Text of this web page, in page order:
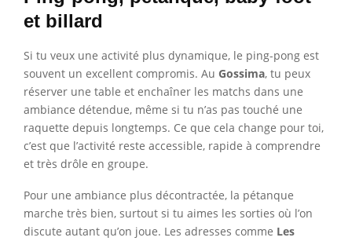
et billard
Si tu veux une activité plus dynamique, le ping-pong est
souvent un excellent compromis. Au Gossima, tu peux
réserver une table et enchaîner les matchs dans une
ambiance détendue, même si tu n’as pas touché une
raquette depuis longtemps. Ce que cela change pour toi,
c’est que l’activité reste accessible, rapide à comprendre
et très drôle en groupe.
Pour une ambiance plus décontractée, la pétanque
marche très bien, surtout si tu aimes les sorties où l’on
discute autant qu’on joue. Les adresses comme Les